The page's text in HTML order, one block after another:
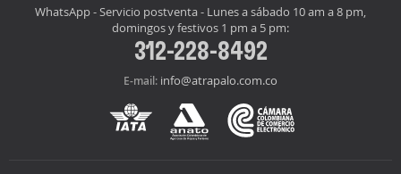
WhatsApp - Servicio postventa - Lunes a sábado 10 am a 8 pm,
domingos y festivos 1 pm a 5 pm:
312-228-8492
E-mail: info@atrapalo.com.co